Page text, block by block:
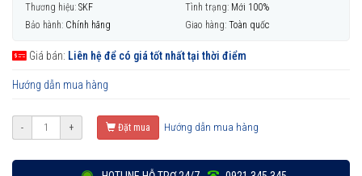
Thương hiệu: SKF Tình trạng: Mới 100%
Bảo hành: Chính hãng Giao hàng: Toàn quốc
Giá bán: Liên hệ để có giá tốt nhất tại thời điểm
Hướng dẫn mua hàng
- + Đặt mua Hướng dẫn mua hàng